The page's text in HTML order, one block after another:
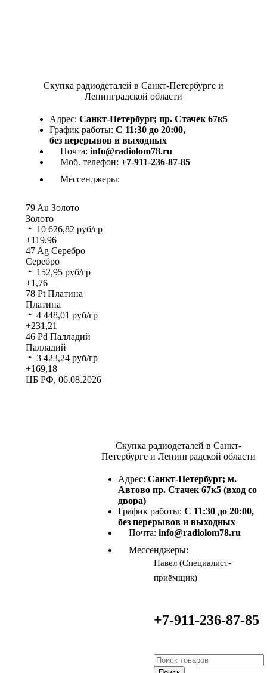
Скупка радиодеталей в Санкт-Петербурге и
Ленинградской области
Адрес: Санкт-Петербург; пр. Стачек 67к5
График работы: С 11:30 до 20:00,
без перерывов и выходных
Почта: info@radiolom78.ru
Моб. телефон: +7-911-236-87-85
Мессенджеры:
79Au Золото
Золото
10 626,82 руб/гр
+119,96
47Ag Серебро
Серебро
152,95 руб/гр
+1,76
78 Pt Платина
Платина
4 448,01 руб/гр
+231,21
46 Pd Палладий
Палладий
3 423,24 руб/гр
+169,18
ЦБ РФ, 06.08.2026
Скупка радиодеталей в Санкт-
Петербурге и Ленинградской области
Адрес: Санкт-Петербург; м.
Автово пр. Стачек 67к5 (вход со
двора)
График работы: С 11:30 до 20:00,
без перерывов и выходных
Почта: info@radiolom78.ru
Мессенджеры:
Павел (Специалист-
приёмщик)
+7-911-236-87-85